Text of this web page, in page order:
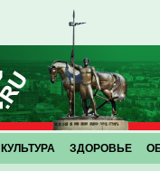
КУЛЬТУРА ЗДОРОВЬЕ